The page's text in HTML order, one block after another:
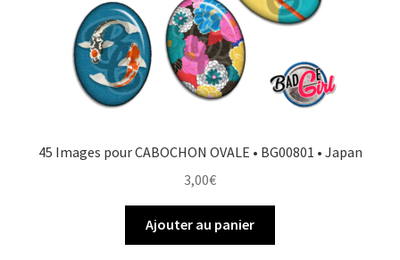
Wishlist
Politique de Confidentialité
Validation de la commande
45 Images pour CABOCHON OVALE • BG00801 • Japan
3,00€
Ajouter au panier